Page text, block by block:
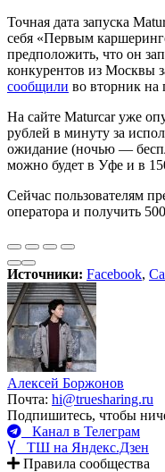
Точная дата запуска
себя «Первым
предположить, что он
конкурентов из Москвы
сообщили во вторник на
На сайте Maturcar уже
рублей в минуту за
ожидание (ночью —
можно будет в Уфе и в
Сейчас пользователям
оператора и получить
Источники: Facebook,
Алексей Боржонов
Почта: hi@truesharing.ru
Подпишитесь, чтобы
Канал в Телеграм
ТШ на Яндекс.Дзен
Правила сообщества